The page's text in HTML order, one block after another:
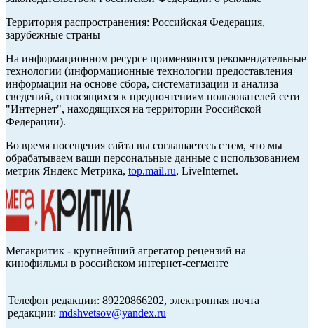
Территория распространения: Российская Федерация,
зарубежные страны
На информационном ресурсе применяются рекомендательные
технологии (информационные технологии предоставления
информации на основе сбора, систематизации и анализа
сведений, относящихся к предпочтениям пользователей сети
"Интернет", находящихся на территории Российской
Федерации).
Во время посещения сайта вы соглашаетесь с тем, что мы
обрабатываем ваши персональные данные с использованием
метрик Яндекс Метрика, top.mail.ru, LiveInternet.
Мегакритик - крупнейший агрегатор рецензий на
кинофильмы в российском интернет-сегменте
Телефон редакции: 89220866202, электронная почта
редакции: mdshvetsov@yandex.ru